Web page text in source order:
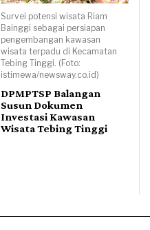
Survei potensi wisata Riam
Bainggi sebagai persiapan
pengembangan kawasan
wisata terpadu di Kecamatan
Tebing Tinggi. (Foto:
istimewa/newsway.co.id)
DPMPTSP Balangan
Susun Dokumen
Investasi Kawasan
Wisata Tebing Tinggi